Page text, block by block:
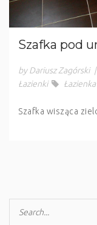
Szafka pod
by Dariusz Zagórski |
Łazienki
Szafka wisząca